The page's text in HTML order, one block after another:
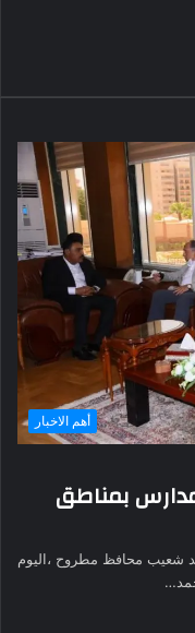
أهم الاخبار
بمناطق
شعيب محافظ مطروح ،اليوم